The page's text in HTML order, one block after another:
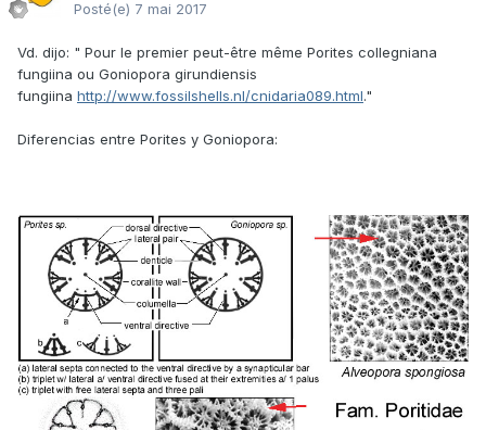
Posté(e) 7 mai 2017
Vd. dijo: " Pour le premier peut-être même Porites collegniana
fungiina ou Goniopora girundiensis
fungiina http://www.fossilshells.nl/cnidaria089.html."
Diferencias entre Porites y Goniopora: